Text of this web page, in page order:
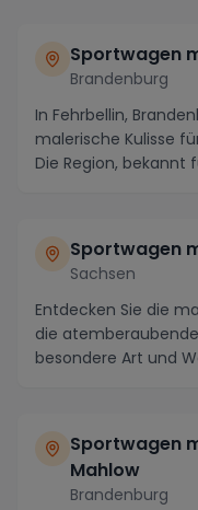
Sportwagen
Brandenburg
In Fehrbellin,
malerische Kulisse
Die Region, bekannt
Sportwagen
Sachsen
Entdecken Sie die
die
besondere Art und
Sportwagen
Mahlow
Brandenburg